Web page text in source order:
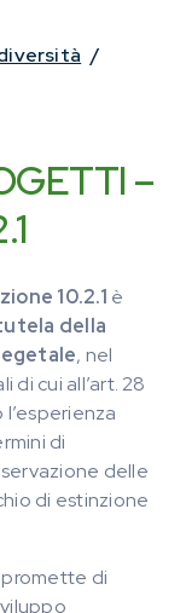
/
–
10.2.1 è
della
, nel
di cui all’art. 28
di
delle
di estinzione
di